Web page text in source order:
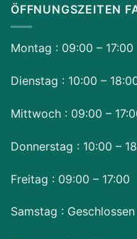
ÖFFNUNGSZEITEN
Montag : 09:00 – 17:00
Dienstag : 10:00 –
Mittwoch : 09:00 –
Donnerstag : 10:00 –
Freitag : 09:00 – 17:00
Samstag : Geschlossen